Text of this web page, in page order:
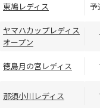
東鳩レディス 予
ヤマハカップレディス
オープン
徳島月の宮レディス
那須小川レディス